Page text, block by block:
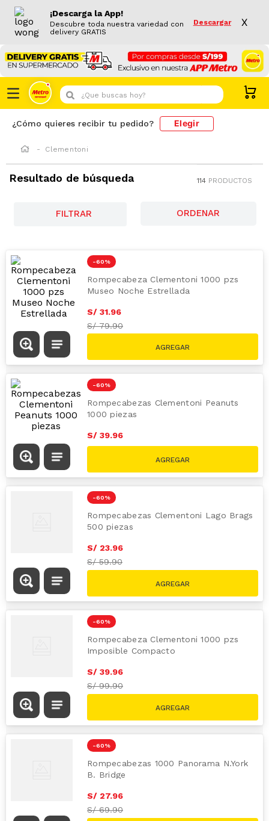
¡Descarga la App!
Descubre toda nuestra variedad con
delivery GRATIS
Descargar X
¿Que buscas hoy?
¿Cómo quieres recibir tu pedido? Elegir
Clementoni
Resultado de búsqueda 114 PRODUCTOS
FILTRAR
-60 %
Rompecabeza Clementoni 1000 pzs
Museo Noche Estrellada
S/ 31.96
S/79.90
-60 %
Rompecabezas Clementoni Peanuts
1000 piezas
S/ 39.96
S/99.90
-60 %
Rompecabezas Clementoni Lago Brags
500 piezas
S/ 23.96
S/59.90
-60 %
Rompecabeza Clementoni 1000 pzs
Imposible Compacto
S/ 39.96
S/99.90
-60 %
Rompecabezas 1000 Panorama N.York
B. Bridge
S/ 27.96
S/69.90